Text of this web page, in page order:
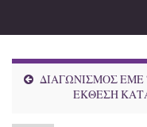
ΔΙΑΓΩΝΙΣΜΟΣ ΕΜΕ
ΕΚΘΕΣΗ